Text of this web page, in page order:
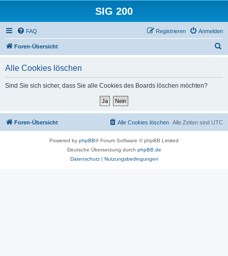
SIG 200
FAQ Anmelden
Registrieren
Foren-Übersicht
Alle Cookies löschen
Sind Sie sich sicher, dass Sie alle Cookies des Boards löschen möchten?
Foren-Übersicht Alle Zeiten sind UTC
Alle Cookies löschen
Powered by phpBB® Forum Software © phpBB Limited
Deutsche Übersetzung durch phpBB.de
Datenschutz| Nutzungsbedingungen